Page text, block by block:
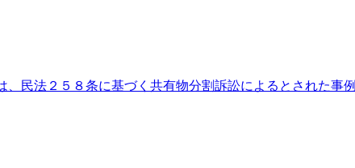
民法２５８条に基づく共有物分割訴訟によるとされた事例